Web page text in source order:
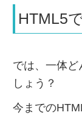
HTML5
では、一体
しょう？
今までの